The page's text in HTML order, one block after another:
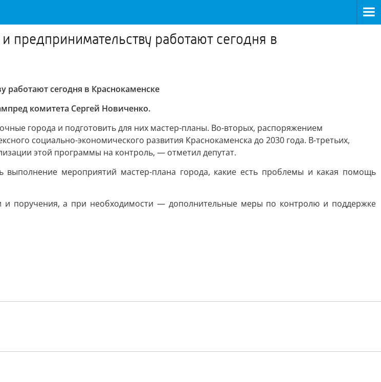
предпринимательству работают сегодня в
сегодня в Краснокаменске
комитета Сергей Новиченко.
города и подготовить для них мастер-планы. Во-вторых, распоряжением
социально-экономического развития Краснокаменска до 2030 года. В-третьих,
этой программы на контроль, — отметил депутат.
мероприятий мастер-плана города, какие есть проблемы и какая помощь
и поручения, а при необходимости — дополнительные меры по контролю и поддержке